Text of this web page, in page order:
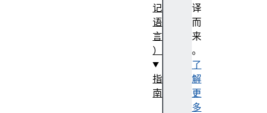
译
而
来
。
了
解
更
多
记
语
言
）
指
南